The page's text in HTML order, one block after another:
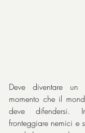
Deve diventare
momento che il
deve difendersi.
fronteggiare nemici e